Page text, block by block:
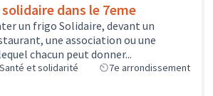
dans le 7eme
un frigo Solidaire, devant un
une association ou une
chacun peut donner...
Santé et solidarité
7e arrondissement